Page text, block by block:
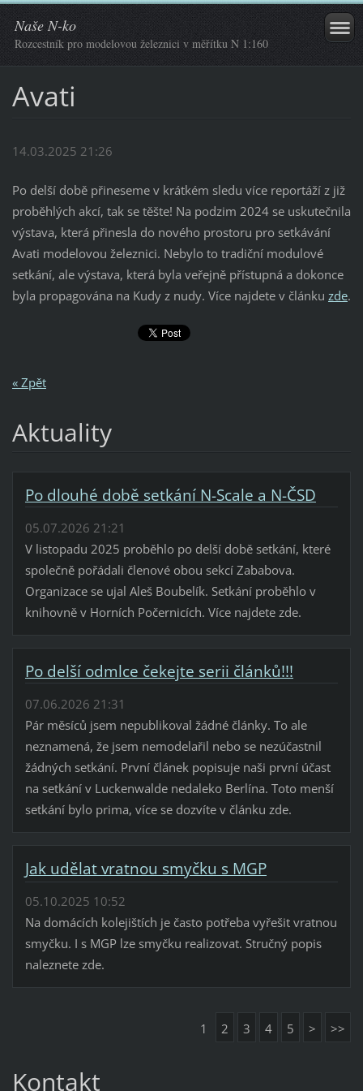
Naše N-ko
Rozcestník pro modelovou železnici v měřítku N 1:160
Avati
14.03.2025 21:26
Po delší době přineseme v krátkém sledu více reportáží z již
proběhlých akcí, tak se těšte! Na podzim 2024 se uskutečnila
výstava, která přinesla do nového prostoru pro setkávání
Avati modelovou železnici. Nebylo to tradiční modulové
setkání, ale výstava, která byla veřejně přístupná a dokonce
byla propagována na Kudy z nudy. Více najdete v článku zde.
« Zpět
Aktuality
Po dlouhé době setkání N-Scale a N-ČSD
05.07.2026 21:21
V listopadu 2025 proběhlo po delší době setkání, které
společně pořádali členové obou sekcí Zababova.
Organizace se ujal Aleš Boubelík. Setkání proběhlo v
knihovně v Horních Počernicích. Více najdete zde.
Po delší odmlce čekejte serii článků!!!
07.06.2026 21:31
Pár měsíců jsem nepublikoval žádné články. To ale
neznamená, že jsem nemodelařil nebo se nezúčastnil
žádných setkání. První článek popisuje naši první účast
na setkání v Luckenwalde nedaleko Berlína. Toto menší
setkání bylo prima, více se dozvíte v článku zde.
Jak udělat vratnou smyčku s MGP
05.10.2025 10:52
Na domácích kolejištích je často potřeba vyřešit vratnou
smyčku. I s MGP lze smyčku realizovat. Stručný popis
naleznete zde.
1 2 3 4 5 > >>
Kontakt